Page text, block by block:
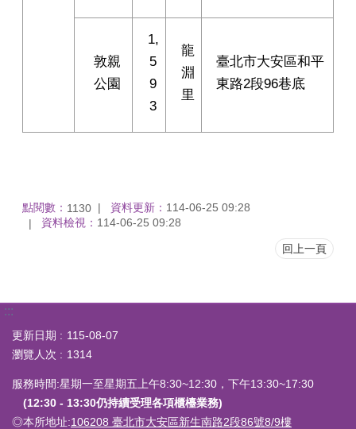
敦親
公園
1,
5
9
3
龍
淵
里
臺北市大安區和平
東路2段96巷底
點閱數： 1130 資料更新： 114-06-25 09:28
資料檢視： 114-06-25 09:28
回上一頁
:::
更新日期
115-08-07
瀏覽人次
1314
服務時間:星期一至星期五上午8:30~12:30，下午13:30~17:30
(12:30 - 13:30仍持續受理各項櫃檯業務)
◎本所地址:106208 臺北市大安區新生南路2段86號8/9樓